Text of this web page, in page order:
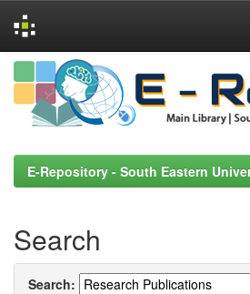
Skip
navigation
E-Repository - South Eastern
Search
Search: